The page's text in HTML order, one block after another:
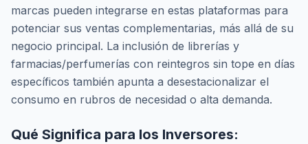
marcas pueden integrarse en estas plataformas para
potenciar sus ventas complementarias, más allá de su
negocio principal. La inclusión de librerías y
farmacias/perfumerías con reintegros sin tope en días
específicos también apunta a desestacionalizar el
consumo en rubros de necesidad o alta demanda.
Qué Significa para los Inversores: